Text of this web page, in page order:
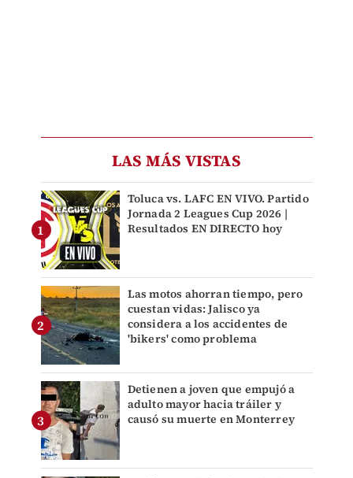
LAS MÁS VISTAS
Toluca vs. LAFC EN VIVO. Partido
Jornada 2 Leagues Cup 2026 |
Resultados EN DIRECTO hoy
Las motos ahorran tiempo, pero
cuestan vidas: Jalisco ya
considera a los accidentes de
'bikers' como problema
Detienen a joven que empujó a
adulto mayor hacia tráiler y
causó su muerte en Monterrey